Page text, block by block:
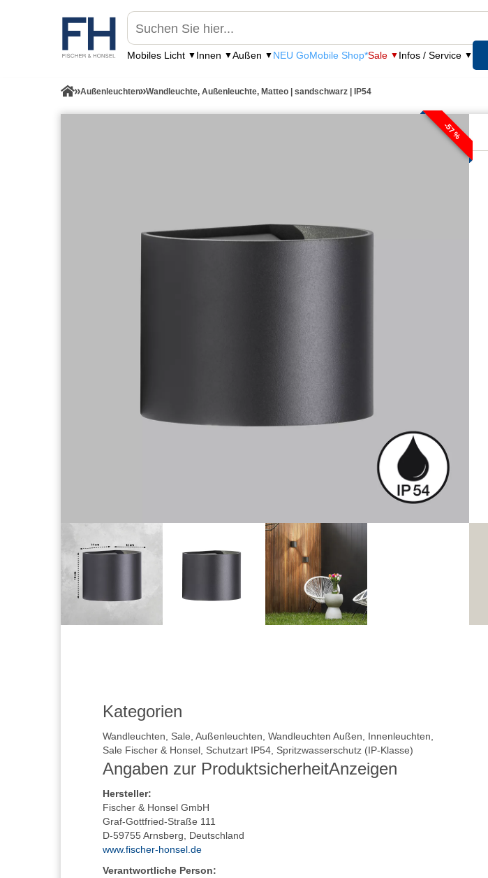
Mobiles Licht Innen Außen NEU GoMobile Shop*Sale Infos / Service
Außenleuchten Wandleuchte, Außenleuchte, Matteo | sandschwarz | IP54
-57 %
Kategorien
Wandleuchten, Sale, Außenleuchten, Wandleuchten Außen, Innenleuchten,
Sale Fischer & Honsel, Schutzart IP54, Spritzwasserschutz (IP-Klasse)
Angaben zur ProduktsicherheitAnzeigen
Hersteller:
Fischer & Honsel GmbH
Graf-Gottfried-Straße 111
D-59755 Arnsberg, Deutschland
www.fischer-honsel.de
Verantwortliche Person: